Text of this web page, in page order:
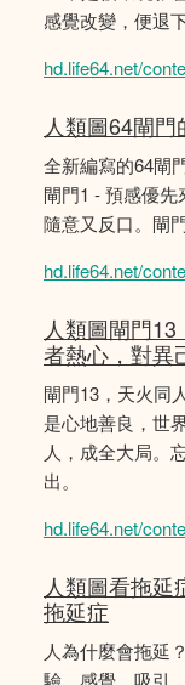
感覺改變，便退下
hd.life64.net/
人類圖64閘
全新編寫的64閘
閘門1 - 預感優先
隨意又反口。閘
hd.life64.net/
人類圖閘門
者熱心，對異
閘門13，天火同
是心地善良，世
人，成全大局。
出。
hd.life64.net/
人類圖看拖
拖延症
人為什麼會拖延
驗、感覺、吸引